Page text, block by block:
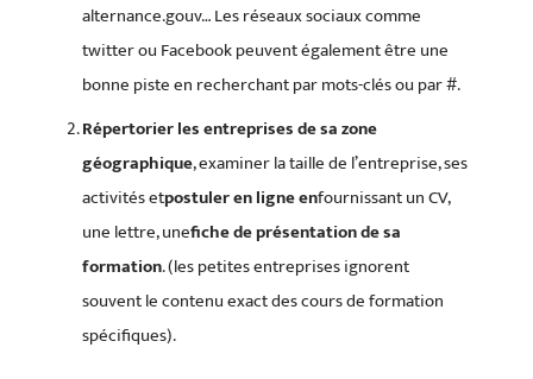
alternance.gouv… Les réseaux sociaux comme
twitter ou Facebook peuvent également être une
bonne piste en recherchant par mots-clés ou par #.
Répertorier les entreprises de sa zone
géographique, examiner la taille de l’entreprise, ses
activités etpostuler en ligne enfournissant un CV,
une lettre, unefiche de présentation de sa
formation. (les petites entreprises ignorent
souvent le contenu exact des cours de formation
spécifiques).